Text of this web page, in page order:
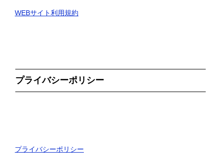
WEBサイト利用規約
プライバシーポリシー
プライバシーポリシー